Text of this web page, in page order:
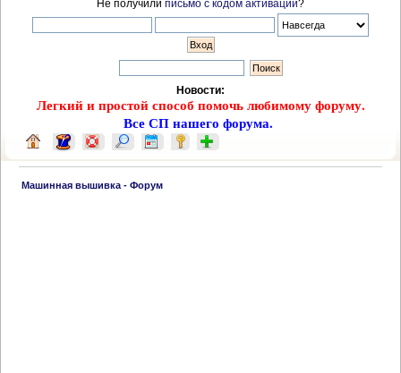
Не получили письмо с кодом активации?
Новости:
Легкий и простой способ помочь любимому форуму.
Все СП нашего форума.
Машинная вышивка - Форум